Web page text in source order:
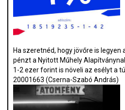
Ha szeretnéd, hogy jövőre is
pénzt a Nyitott Műhely
1-2 ezer forint is növeli az esélyt a
20001663 (Cserna-Szabó András)